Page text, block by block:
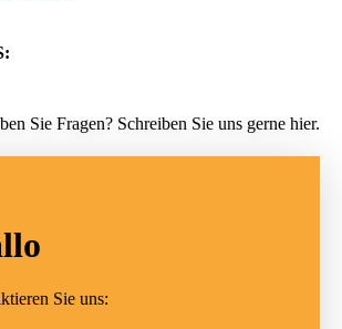
Media
Sie Fragen? Schreiben Sie uns gerne hier.
Sie uns: